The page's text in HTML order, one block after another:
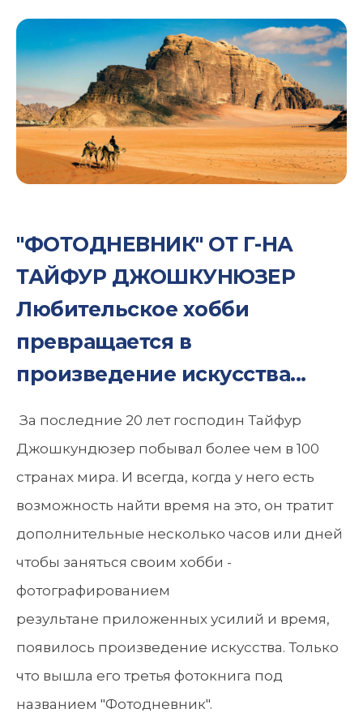
"ФОТОДНЕВНИК" ОТ Г-НА
ТАЙФУР ДЖОШКУНЮЗЕР
Любительское хобби
превращается в
произведение искусства...
За последние 20 лет господин Тайфур
Джошкундюзер побывал более чем в 100
странах мира. И всегда, когда у него есть
возможность найти время на это, он тратит
дополнительные несколько часов или дней
чтобы заняться своим хобби -
фотографированием
результане приложенных усилий и время,
появилось произведение искусства. Только
что вышла его третья фотокнига под
названием "Фотодневник".